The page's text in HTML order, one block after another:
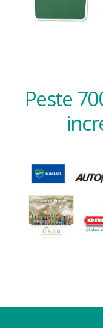
Peste